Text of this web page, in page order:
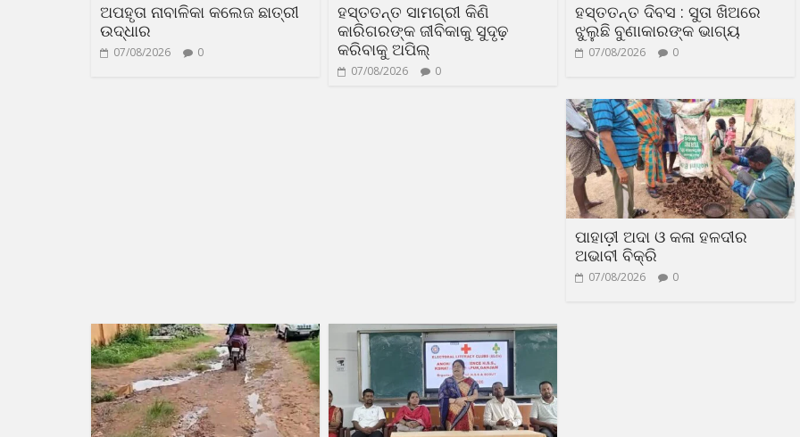
ଅପହୃତା ନାବାଳିକା କଲେଜ ଛାତ୍ରୀ
ଉଦ୍ଧାର
07/08/2026 0
ହସ୍ତତନ୍ତ ସାମଗ୍ରୀ କିଣି
କାରିଗରଙ୍କ ଜୀବିକାକୁ ସୁଦୃଢ଼
କରିବାକୁ ଅପିଲ୍
07/08/2026 0
ହସ୍ତତନ୍ତ ଦିବସ : ସୁତା ଖିଅରେ
ଝୁଲୁଛି ବୁଣାକାରଙ୍କ ଭାଗ୍ୟ
07/08/2026 0
ପାହାଡ଼ୀ ଅଦା ଓ କଳା ହଳଦୀର
ଅଭାବୀ ବିକ୍ରି
07/08/2026 0